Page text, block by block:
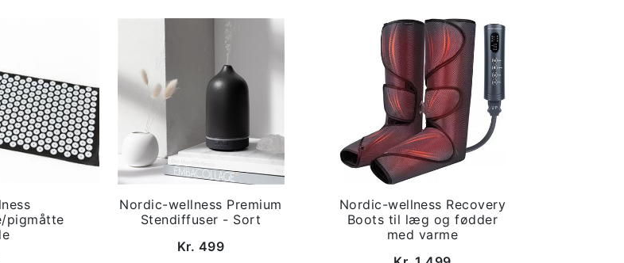
pigmåtte
Nordic-wellness Premium
Stendiffuser - Sort
Kr. 499
Nordic-wellness Recovery
Boots til læg og fødder
med varme